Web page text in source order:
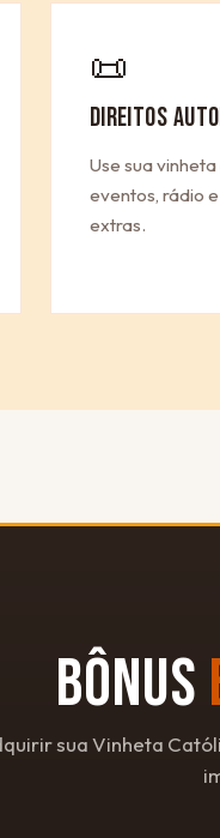
📜
DIREITOS
Use sua
eventos, rádio
extras.
BÔNUS
sua Vinheta